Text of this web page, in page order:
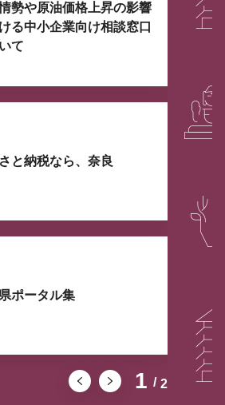
1 2
勢や原油価格上昇の影響
る中小企業向け相談窓口
て
と納税なら、奈良
ポータル集